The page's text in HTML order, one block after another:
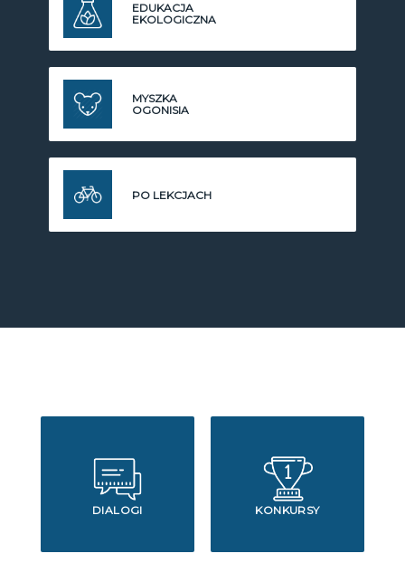
EDUKACJA
EKOLOGICZNA
MYSZKA
OGONISIA
PO LEKCJACH
DIALOGI KONKURSY